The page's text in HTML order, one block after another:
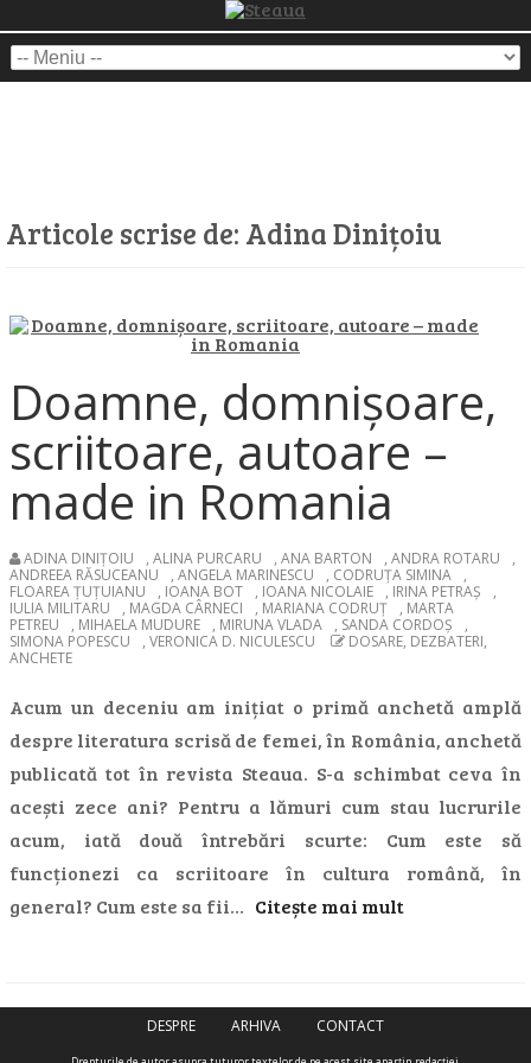
Articole scrise de: Adina Dinițoiu
Doamne, domnișoare,
scriitoare, autoare –
made in Romania
ADINA DINIȚOIU , ALINA PURCARU , ANA BARTON , ANDRA ROTARU
,
ANDREEA RĂSUCEANU
, ANGELA MARINESCU , CODRUȚA SIMINA
,
FLOAREA ȚUȚUIANU
, IOANA BOT , IOANA NICOLAIE , IRINA PETRAȘ
,
IULIA MILITARU
, MAGDA CÂRNECI , MARIANA CODRUȚ , MARTA
PETREU
, MIHAELA MUDURE , MIRUNA VLADA , SANDA CORDOȘ
,
SIMONA POPESCU
, VERONICA D. NICULESCU
DOSARE, DEZBATERI,
ANCHETE
Acum un deceniu am inițiat o primă anchetă amplă
despre literatura scrisă de femei, în România, anchetă
publicată tot în revista Steaua. S-a schimbat ceva în
acești zece ani? Pentru a lămuri cum stau lucrurile
acum, iată două întrebări scurte: Cum este să
funcționezi ca scriitoare în cultura română, în
general? Cum este sa fii… Citește mai mult
DESPRE ARHIVA CONTACT